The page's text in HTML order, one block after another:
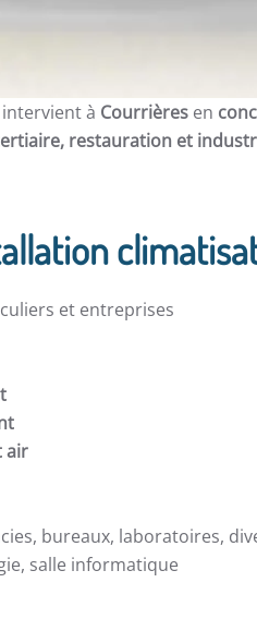
à Courrières en
restauration et
et entreprises
air
bureaux, laboratoires,
salle informatique